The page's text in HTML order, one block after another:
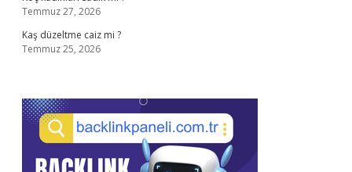
Temmuz 27, 2026
Kaş düzeltme caiz mi ?
Temmuz 25, 2026